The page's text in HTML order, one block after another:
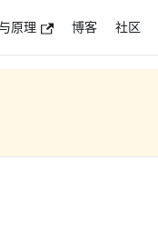
原理 博客 社区